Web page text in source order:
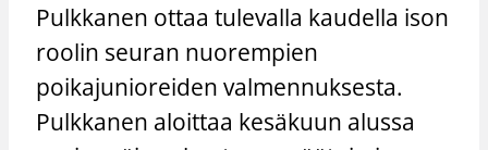
Pulkkanen ottaa tulevalla kaudella ison
roolin seuran nuorempien
poikajunioreiden valmennuksesta.
Pulkkanen aloittaa kesäkuun alussa